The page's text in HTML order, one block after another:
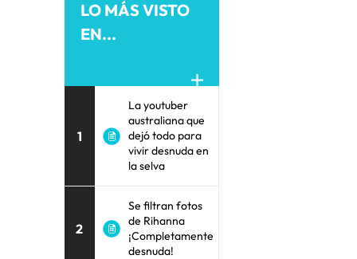
LO MÁS VISTO
EN...
1
La youtuber
australiana que
dejó todo para
vivir desnuda en
la selva
2
Se filtran fotos
de Rihanna
¡Completamente
desnuda!